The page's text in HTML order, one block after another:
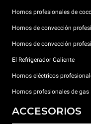
Hornos profesionales de
Hornos de convección
Hornos de convección
El Refrigerador Caliente
Hornos eléctricos
Hornos profesionales de gas
ACCESORIOS